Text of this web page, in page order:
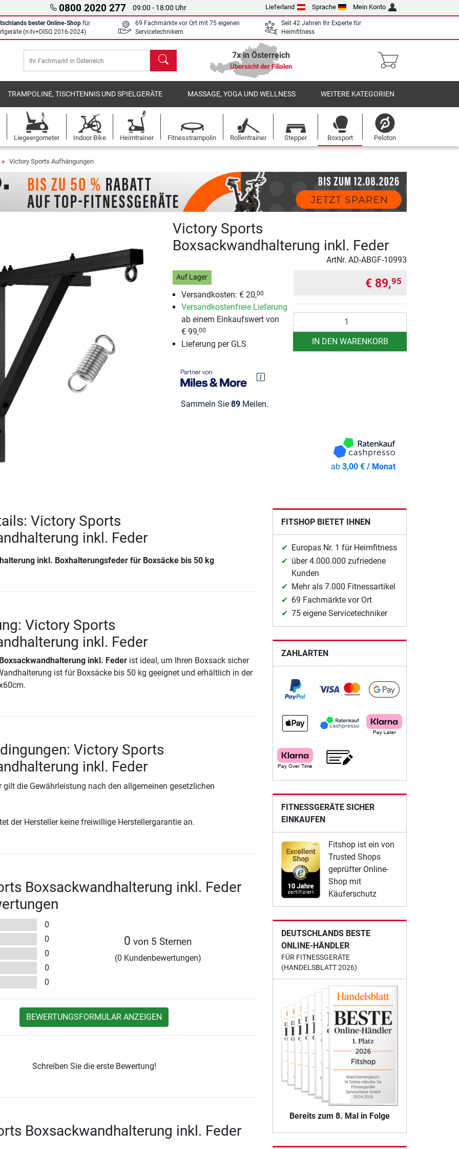
0800 2020 277 09:00 - 18:00 Uhr Lieferland Sprache Mein Konto
bester Online-Shop für
(n-tv+DISQ 2016-2024)
69 Fachmärkte vor Ort mit 75 eigenen
Servicetechnikern
Seit 42 Jahren Ihr Experte für
Heimfitness
Suchen 7x in Österreich
Übersicht der Filialen
TRAMPOLINE, TISCHTENNIS UND SPIELGERÄTE MASSAGE, YOGA UND WELLNESS WEITERE KATEGORIEN
Liegeergometer Indoor Bike Heimtrainer Fitnesstrampolin Rollentrainer Stepper Boxsport Peloton
Victory Sports Aufhängungen
Victory Sports
Boxsackwandhalterung inkl. Feder
ArtNr. AD-ABGF-10993
Auf Lager
Versandkosten: € 20,00
Versandkostenfreie Lieferung
ab einem Einkaufswert von
€ 99,00
Lieferung per GLS
Sammeln Sie 89Meilen.
€ 89,95
IN DEN WARENKORB
ab3,00 € / Monat
Victory Sports
inkl. Feder
inkl. Boxhalterungsfeder für Boxsäcke bis 50 kg
Victory Sports
inkl. Feder
inkl. Federist ideal, um Ihren Boxsack sicher
ist für Boxsäcke bis 50 kg geeignet und erhältlich in der
Victory Sports
inkl. Feder
gilt die Gewährleistung nach den allgemeinen gesetzlichen
der Hersteller keine freiwillige Herstellergarantie an.
Boxsackwandhalterung inkl. Feder
0
0
0
0
0
0 von 5 Sternen
(0 Kundenbewertungen)
BEWERTUNGSFORMULAR ANZEIGEN
Schreiben Sie die erste Bewertung!
Boxsackwandhalterung inkl. Feder
FITSHOP BIETET IHNEN
Europas Nr. 1 für Heimfitness
über 4.000.000 zufriedene
Kunden
Mehr als 7.000 Fitnessartikel
69 Fachmärkte vor Ort
75 eigene Servicetechniker
ZAHLARTEN
FITNESSGERÄTE SICHER
EINKAUFEN
Fitshop ist ein von
Trusted Shops
geprüfter Online-
Shop mit
Käuferschutz
DEUTSCHLANDS BESTE
ONLINE-HÄNDLER
FÜR FITNESSGERÄTE
(HANDELSBLATT 2026)
Bereits zum 8. Mal in Folge